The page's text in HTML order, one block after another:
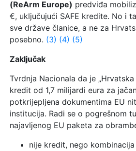
(ReArm Europe) predviđa
€, uključujući SAFE kredite. No i
sve države članice, a ne za
posebno. (3) (4) (5)
Zaključak
Tvrdnja Nacionala da je
kredit od 1,7 milijardi eura za
potkrijepljena dokumentima EU
institucija. Radi se o pogrešnom
najavljenog EU paketa za
nije kredit, nego